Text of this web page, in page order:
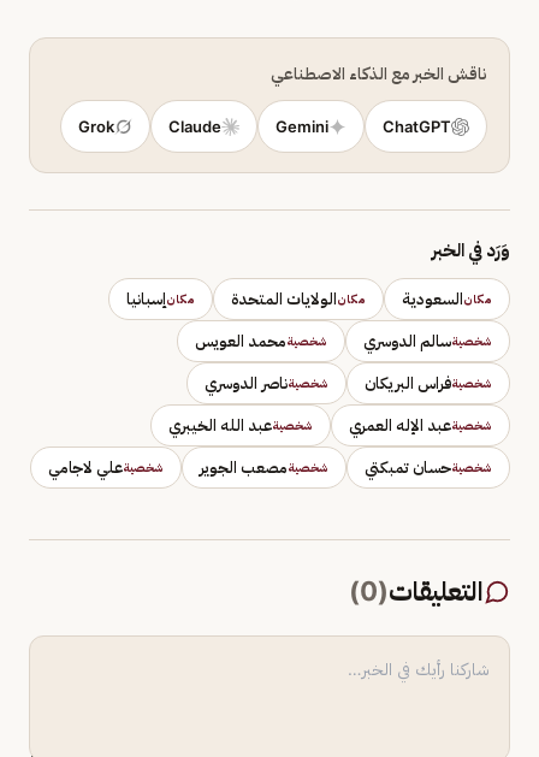
ناقش الخبر مع الذكاء الاصطناعي
ChatGPT
Gemini
Claude
Grok
وَرَد في الخبر
مكانالسعودية مكانالولايات المتحدة مكانإسبانيا
شخصيةسالم الدوسري شخصيةمحمد العويس
شخصيةفراس البريكان شخصيةناصر الدوسري
شخصيةعبد الإله العمري شخصيةعبد الله الخيبري
شخصيةحسان تمبكتي شخصيةمصعب الجوير شخصيةعلي لاجامي
التعليقات(
0
)